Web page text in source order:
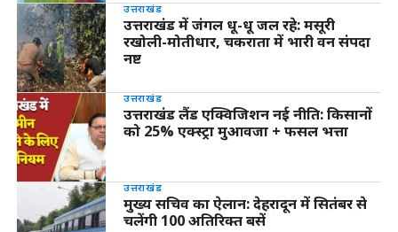
उत्तराखंड
उत्तराखंड में जंगल धू-धू जल रहे: मसूरी
रखोली-मोतीधार, चकराता में भारी वन संपदा
नष्ट
उत्तराखंड
उत्तराखंड लैंड एक्विजिशन नई नीति: किसानों
को 25% एक्स्ट्रा मुआवजा + फसल भत्ता
उत्तराखंड
मुख्य सचिव का ऐलान: देहरादून में सितंबर से
चलेंगी 100 अतिरिक्त बसें